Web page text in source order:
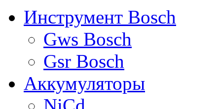
Инструмент Bosch
Gws Bosch
Gsr Bosch
Аккумуляторы